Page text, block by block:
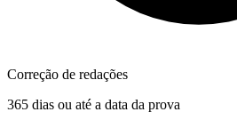
Correção de redações
365 dias ou até a data da prova